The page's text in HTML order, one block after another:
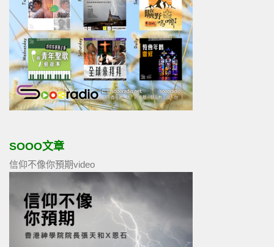
SOOO文章
信仰不像你預期video